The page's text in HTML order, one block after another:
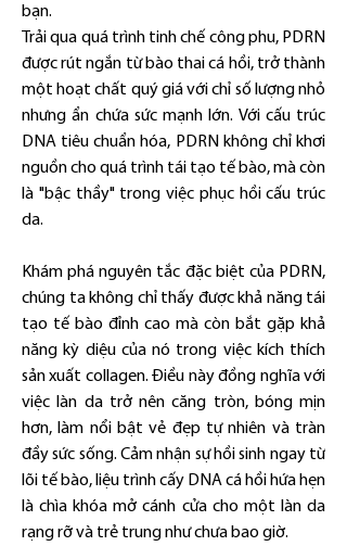
bạn.
Trải qua quá trình tinh chế công phu, PDRN
được rút ngắn từ bào thai cá hồi, trở thành
một hoạt chất quý giá với chỉ số lượng nhỏ
nhưng ẩn chứa sức mạnh lớn. Với cấu trúc
DNA tiêu chuẩn hóa, PDRN không chỉ khơi
nguồn cho quá trình tái tạo tế bào, mà còn
là "bậc thầy" trong việc phục hồi cấu trúc
da.
Khám phá nguyên tắc đặc biệt của PDRN,
chúng ta không chỉ thấy được khả năng tái
tạo tế bào đỉnh cao mà còn bắt gặp khả
năng kỳ diệu của nó trong việc kích thích
sản xuất collagen. Điều này đồng nghĩa với
việc làn da trở nên căng tròn, bóng mịn
hơn, làm nổi bật vẻ đẹp tự nhiên và tràn
đầy sức sống. Cảm nhận sự hồi sinh ngay từ
lõi tế bào, liệu trình cấy DNA cá hồi hứa hẹn
là chìa khóa mở cánh cửa cho một làn da
rạng rỡ và trẻ trung như chưa bao giờ.